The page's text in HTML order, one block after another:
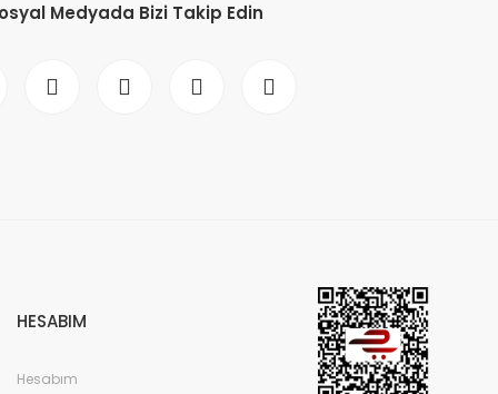
Medyada Bizi Takip Edin
HESABIM
Hesabım